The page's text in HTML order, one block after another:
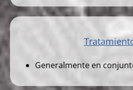
Generalmente en